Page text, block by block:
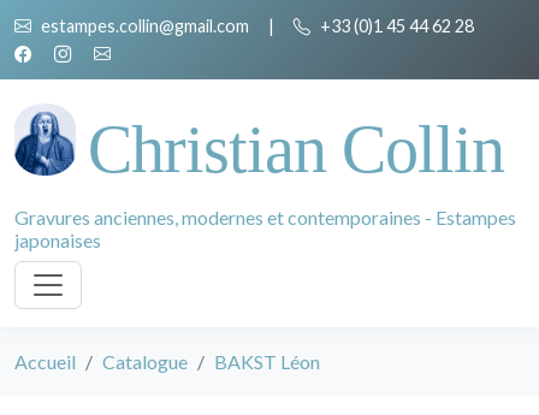
estampes.collin@gmail.com | +33 (0)1 45 44 62 28
Christian Collin
Gravures anciennes, modernes et contemporaines - Estampes
japonaises
Accueil Catalogue BAKST Léon